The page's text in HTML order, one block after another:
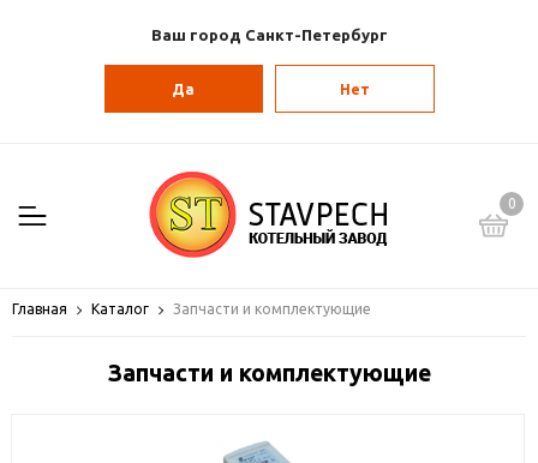
Ваш город Санкт-Петербург
Да Нет
0
Главная Каталог Запчасти и комплектующие
Запчасти и комплектующие